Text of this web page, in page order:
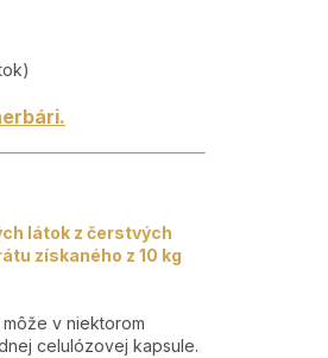
látok z čerstvých
získaného z 10 kg
môže v niektorom
celulózovej kapsule.